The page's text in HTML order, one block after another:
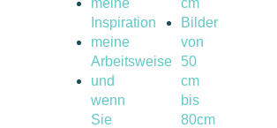
meine
Inspiration
meine
Arbeitsweise
und
wenn
Sie
cm
Bilder
von
50
cm
bis
80cm